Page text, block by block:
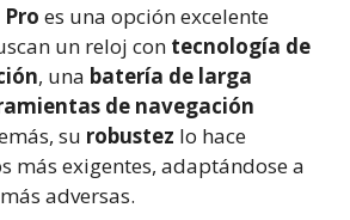
es una opción excelente
un reloj con tecnología de
, una batería de larga
de navegación
su robustez lo hace
más exigentes, adaptándose a
adversas.